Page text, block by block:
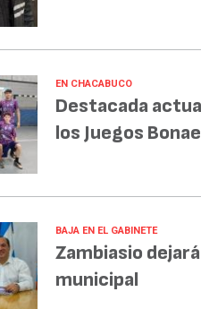
EN CHACABUCO
Destacada
los Juegos
BAJA EN EL GABINETE
Zambiasio
municipal